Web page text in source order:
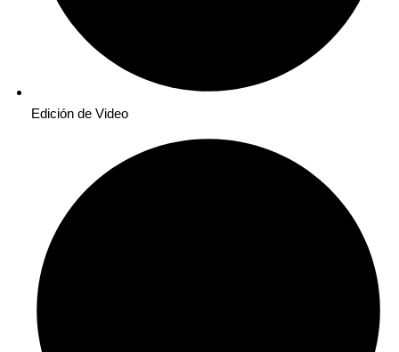
Edición de Video